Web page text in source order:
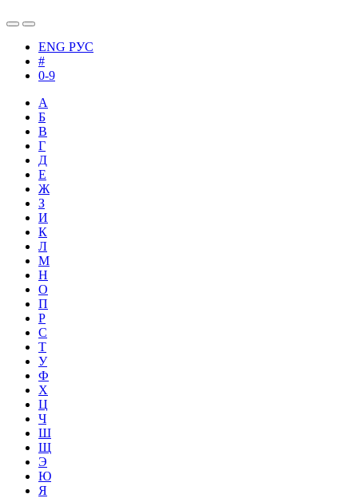
ENG РУС
#
0-9
А
Б
В
Г
Д
Е
Ж
З
И
К
Л
М
Н
О
П
Р
С
Т
У
Ф
Х
Ц
Ч
Ш
Щ
Э
Ю
Я